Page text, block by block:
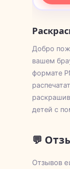
Добро
вашем
формате
детей с
💬
Отзывов